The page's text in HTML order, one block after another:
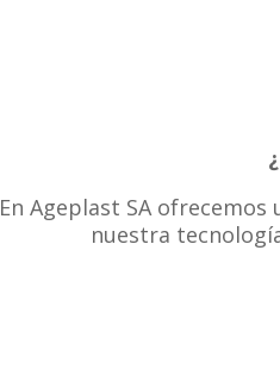
En Ageplast SA
nuestra